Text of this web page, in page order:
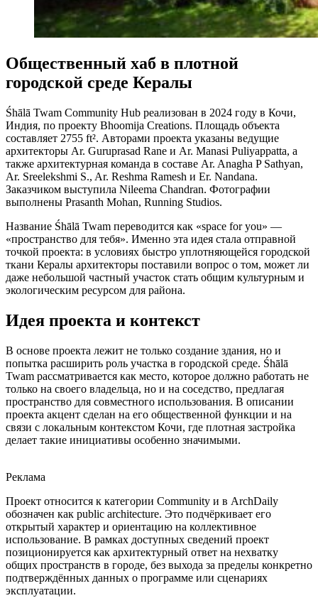
Общественный хаб в плотной
городской среде Кералы
Śhālā Twam Community Hub реализован в 2024 году в Кочи,
Индия, по проекту Bhoomija Creations. Площадь объекта
составляет 2755 ft². Авторами проекта указаны ведущие
архитекторы Ar. Guruprasad Rane и Ar. Manasi Puliyappatta, а
также архитектурная команда в составе Ar. Anagha P Sathyan,
Ar. Sreelekshmi S., Ar. Reshma Ramesh и Er. Nandana.
Заказчиком выступила Nileema Chandran. Фотографии
выполнены Prasanth Mohan, Running Studios.
Название Śhālā Twam переводится как «space for you» —
«пространство для тебя». Именно эта идея стала отправной
точкой проекта: в условиях быстро уплотняющейся городской
ткани Кералы архитекторы поставили вопрос о том, может ли
даже небольшой частный участок стать общим культурным и
экологическим ресурсом для района.
Идея проекта и контекст
В основе проекта лежит не только создание здания, но и
попытка расширить роль участка в городской среде. Śhālā
Twam рассматривается как место, которое должно работать не
только на своего владельца, но и на соседство, предлагая
пространство для совместного использования. В описании
проекта акцент сделан на его общественной функции и на
связи с локальным контекстом Кочи, где плотная застройка
делает такие инициативы особенно значимыми.
Реклама
Проект относится к категории Community и в ArchDaily
обозначен как public architecture. Это подчёркивает его
открытый характер и ориентацию на коллективное
использование. В рамках доступных сведений проект
позиционируется как архитектурный ответ на нехватку
общих пространств в городе, без выхода за пределы конкретно
подтверждённых данных о программе или сценариях
эксплуатации.